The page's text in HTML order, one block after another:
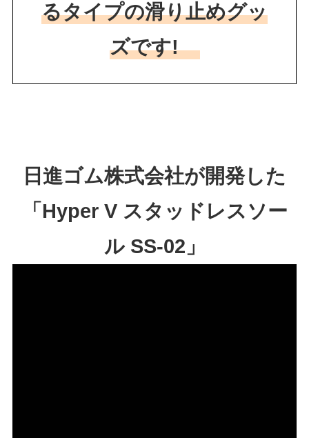
るタイプの滑り止めグッ
ズです!
日進ゴム株式会社が開発した
「Hyper V スタッドレスソー
ル SS-02」